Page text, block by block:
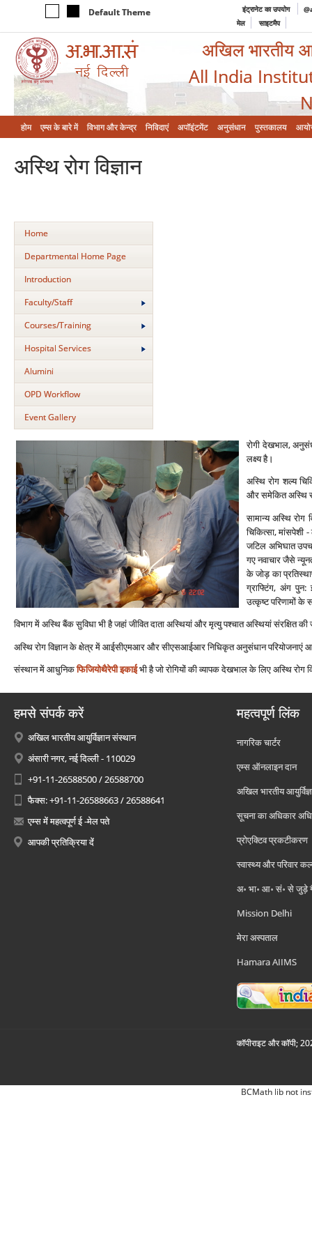
Default Theme इंट्रानेट का उपयोग
मेल
साइटमैप
अखिल भारतीय
All India
होम एम्‍स के बारे में विभाग और केन्‍द्र निविदाएं अपॉइंटमेंट अनुसंधान पुस्तकालय
अस्थि रोग विज्ञान
Home
Departmental Home Page
Introduction
Faculty/Staff
Courses/Training
Hospital Services
Alumini
OPD Workflow
Event Gallery
रोगी देखभाल,
लक्ष्‍य है।
अस्थि रोग शल्‍य
और समेकित अस्थि
सामान्‍य अस्थि रोग
चिकित्‍सा, मांसपेशी
जटिल अभिघात
गए नवाचार जैसे
के जोड़ का
ग्राफ्टिंग, अंग पुन:
उत्‍कृष्‍ट परिणामों के
विभाग में अस्थि बैंक सुविधा भी है जहां जीवित दाता अस्थियां और मृत्‍यु पश्‍चात अस्थियां संरक्षित
अस्थि रोग विज्ञान के क्षेत्र में आईसीएमआर और सीएसआईआर निधिकृत अनुसंधान परियोजनाएं
संस्थान में आधुनिकफिजियोथैरेपी इकाईभी है जो रोगियों की व्‍यापक देखभाल के लिए अस्थि रोग
हमसे संपर्क करें
अखिल भारतीय आयुर्विज्ञान संस्थान
अंसारी नगर, नई दिल्ली - 110029
+91-11-26588500 / 26588700
फैक्स: +91-11-26588663 / 26588641
एम्स में महत्वपूर्ण ई -मेल पते
आपकी प्रतिक्रिया दें
महत्वपूर्ण लिंक
नागरिक चार्टर
एम्स ऑनलाइन दान
अखिल भारतीय
सूचना का अधिकार
प्रोएक्टिव प्रकटीकरण
स्वास्थ्य और परिवार
अ॰ भा॰ आ॰ सं॰ से जुड़े
Mission Delhi
मेरा अस्पताल
Hamara AIIMS
कॉपीराइट और कॉपी;
BCMath lib not